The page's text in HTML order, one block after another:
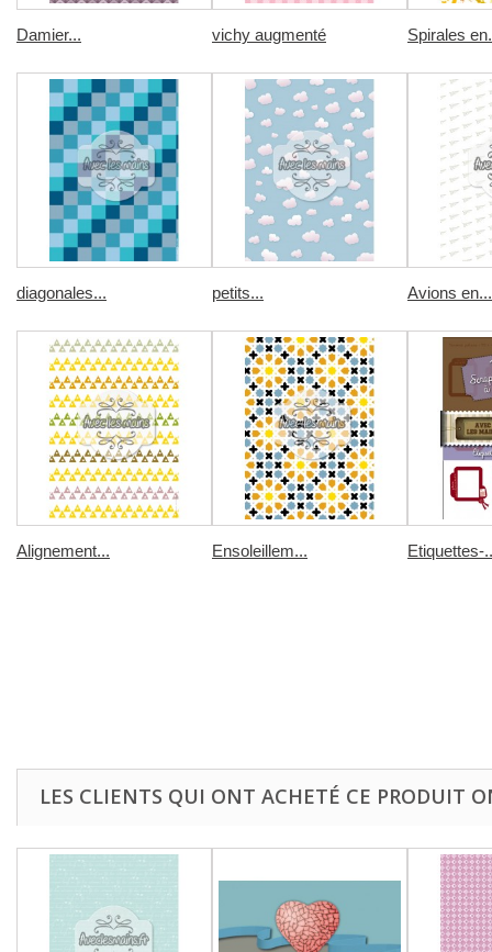
Damier... vichy augmenté Spirales
diagonales... petits... Avions en...
Alignement... Ensoleillem... Etiquettes-
LES CLIENTS QUI ONT ACHETÉ CE PRODUIT